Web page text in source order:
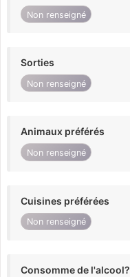
Non renseigné
Sorties
Non renseigné
Animaux préférés
Non renseigné
Cuisines préférées
Non renseigné
Consomme de l'alcool?